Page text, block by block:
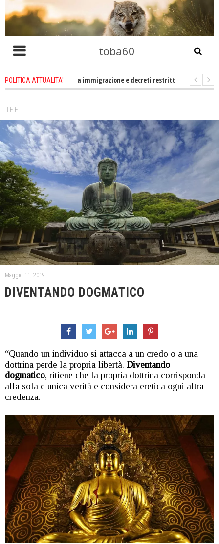
toba60
POLITICA ATTUALITA'
che problema immigrazione e decreti restrittivi della libertà sociale
LIFE
Maggio 11, 2019
DIVENTANDO DOGMATICO
“Quando un individuo si attacca a un credo o a una
dottrina perde la propria libertà. Diventando
dogmatico, ritiene che la propria dottrina corrisponda
alla sola e unica verità e considera eretica ogni altra
credenza.